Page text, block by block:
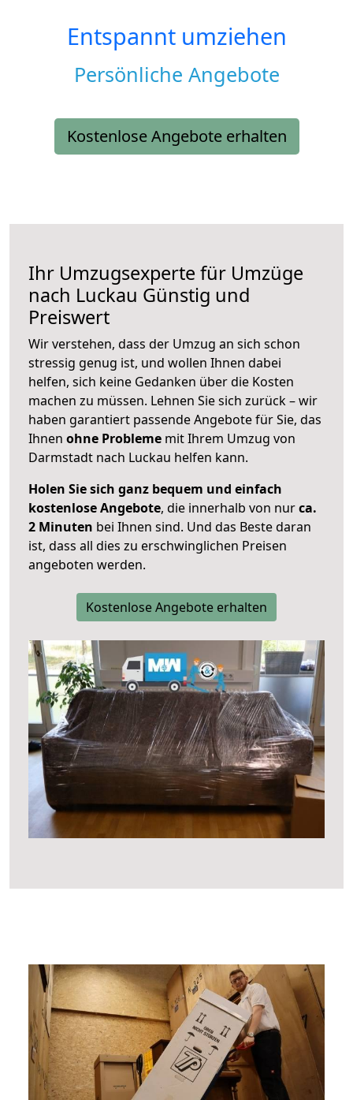
Entspannt umziehen
Persönliche Angebote
Kostenlose Angebote erhalten
Ihr Umzugsexperte für Umzüge
nach Luckau Günstig und
Preiswert
Wir verstehen, dass der Umzug an sich schon
stressig genug ist, und wollen Ihnen dabei
helfen, sich keine Gedanken über die Kosten
machen zu müssen. Lehnen Sie sich zurück – wir
haben garantiert passende Angebote für Sie, das
Ihnen ohne Probleme mit Ihrem Umzug von
Darmstadt nach Luckau helfen kann.
Holen Sie sich ganz bequem und einfach
kostenlose Angebote, die innerhalb von nurca.
2 Minuten bei Ihnen sind. Und das Beste daran
ist, dass all dies zu erschwinglichen Preisen
angeboten werden.
Kostenlose Angebote erhalten